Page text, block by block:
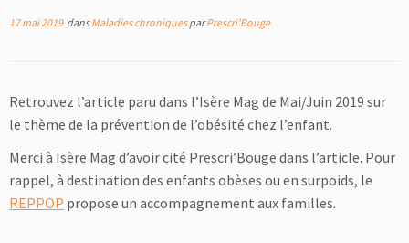
17 mai 2019dansMaladies chroniquesparPrescri'Bouge
Retrouvez l’article paru dans l’Isère Mag de Mai/Juin 2019 sur
le thème de la prévention de l’obésité chez l’enfant.
Merci à Isère Mag d’avoir cité Prescri’Bouge dans l’article. Pour
rappel, à destination des enfants obèses ou en surpoids, le
REPPOP propose un accompagnement aux familles.